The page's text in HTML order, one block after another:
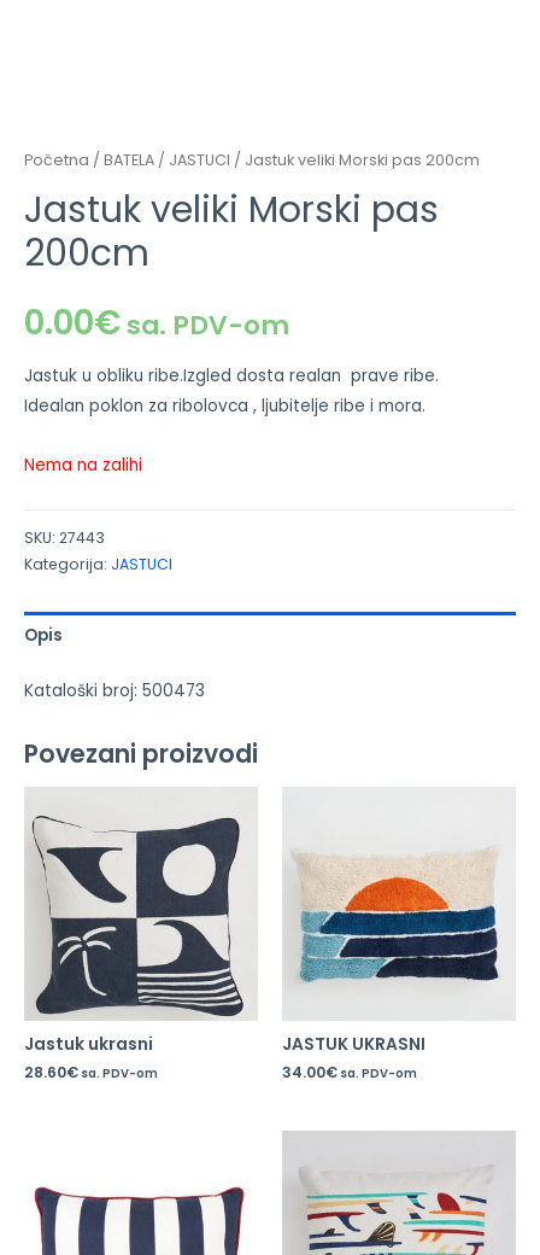
Početna / BATELA / JASTUCI / Jastuk veliki Morski pas 200cm
Jastuk veliki Morski pas
200cm
0.00€sa. PDV-om
Jastuk u obliku ribe.Izgled dosta realan prave ribe.
Idealan poklon za ribolovca , ljubitelje ribe i mora.
Nema na zalihi
SKU: 27443
Kategorija: JASTUCI
Opis
Kataloški broj: 500473
Povezani proizvodi
Jastuk ukrasni
28.60€ sa. PDV-om
JASTUK UKRASNI
34.00€ sa. PDV-om